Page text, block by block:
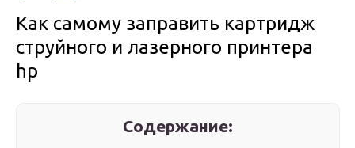
Как самому заправить картридж
струйного и лазерного принтера
hp
Содержание: